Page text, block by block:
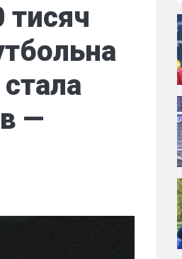
тисяч
—